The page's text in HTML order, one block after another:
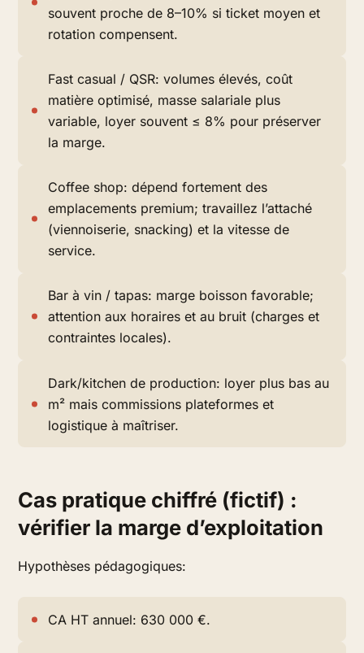
souvent proche de 8–10% si ticket moyen et
rotation compensent.
Fast casual / QSR: volumes élevés, coût
matière optimisé, masse salariale plus
variable, loyer souvent ≤ 8% pour préserver
la marge.
Coffee shop: dépend fortement des
emplacements premium; travaillez l’attaché
(viennoiserie, snacking) et la vitesse de
service.
Bar à vin / tapas: marge boisson favorable;
attention aux horaires et au bruit (charges et
contraintes locales).
Dark/kitchen de production: loyer plus bas au
m² mais commissions plateformes et
logistique à maîtriser.
Cas pratique chiffré (fictif) :
vérifier la marge d’exploitation
Hypothèses pédagogiques:
CA HT annuel: 630 000 €.